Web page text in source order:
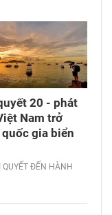
20 - phát
Nam trở
gia biển
QUYẾT ĐẾN HÀNH